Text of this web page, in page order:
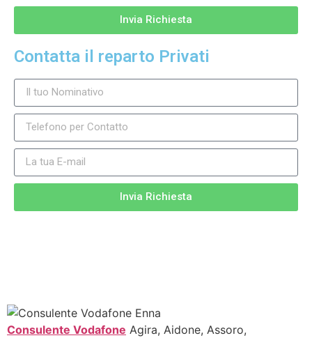
Invia Richiesta
Contatta il reparto Privati
Invia Richiesta
Consulente Vodafone Agira, Aidone, Assoro,